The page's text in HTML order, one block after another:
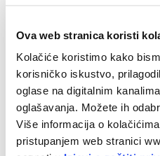
Ova web stranica koristi
Kolačiće koristimo kako
korisničko iskustvo,
oglase na digitalnim
oglašavanja. Možete ih
Više informacija o
pristupanjem web stranici
kako pravilno uključiti mišićne
izbjeći svakodnevne
strategije - a time i probleme,
svakodnevni život? Možemo
tijelo u različitim položajima,
kretanje?